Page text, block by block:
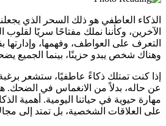
الآخرين، وكأننا نملك مفتاحًا سريًا لقلوب
التعرف على العواطف، وفهمها، وإدارتها
وهناك شخص يبدو حزينًا، بينما الجميع
إذا كنت تمتلك ذكاءً عاطفيًا، ستشعر
عن حاله، بدلاً من الانغماس في الضحك.
مهارة حيوية في حياتنا اليومية. أهمية
على العلاقات الشخصية، بل تمتد إلى